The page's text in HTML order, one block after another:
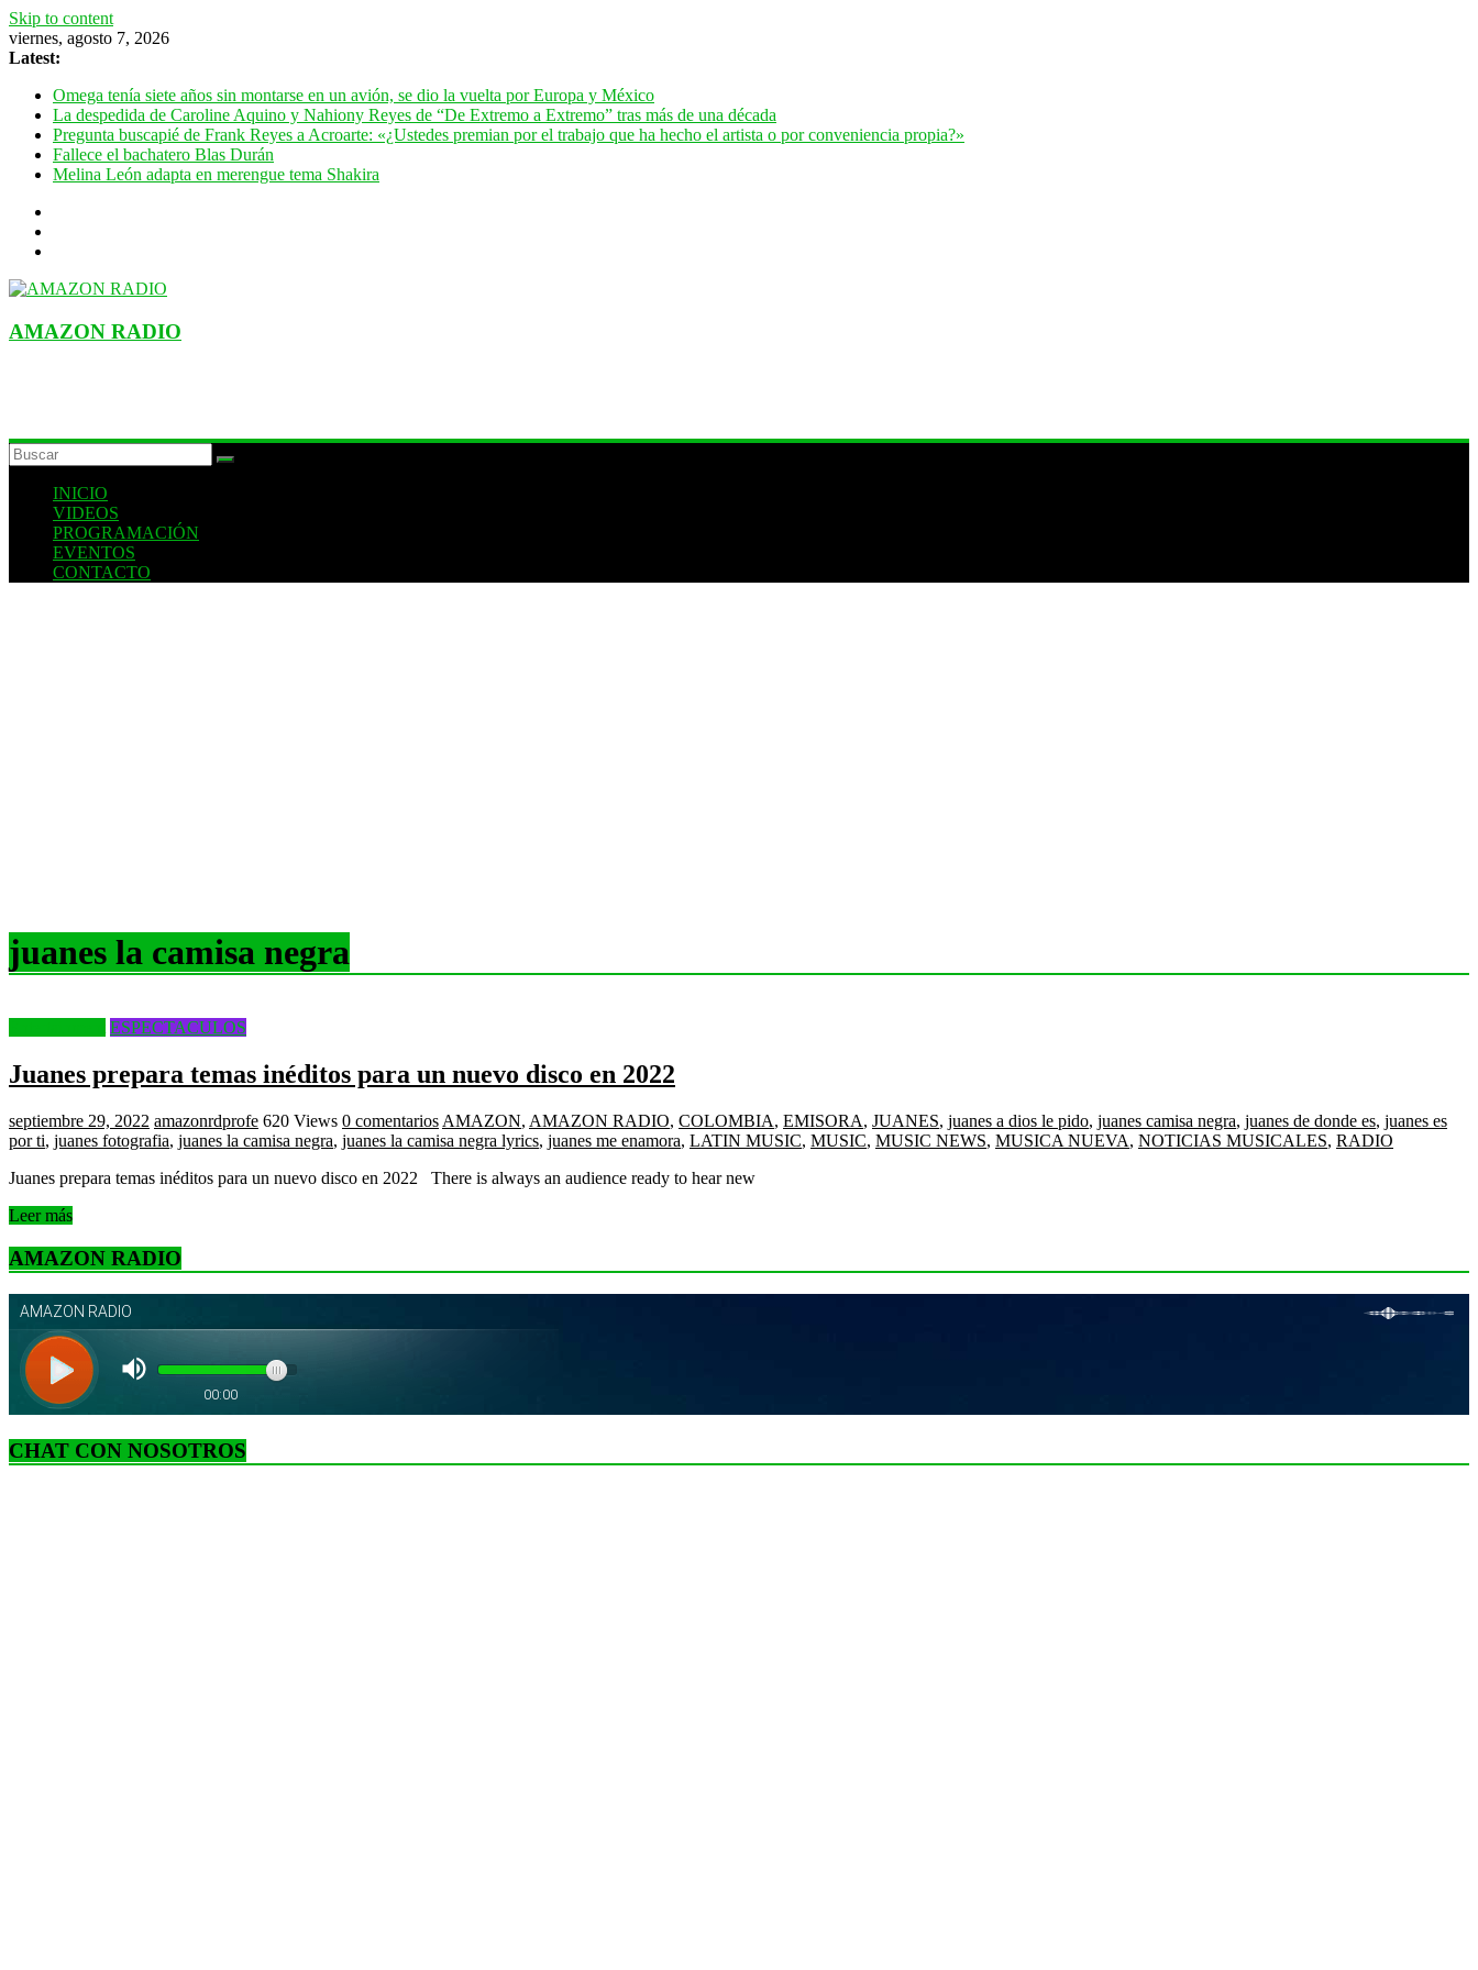
Skip to content
viernes, agosto 7, 2026
Latest:
Omega tenía siete años sin montarse en un avión, se dio la vuelta por Europa y México
La despedida de Caroline Aquino y Nahiony Reyes de “De Extremo a Extremo” tras más de una década
Pregunta buscapié de Frank Reyes a Acroarte: «¿Ustedes premian por el trabajo que ha hecho el artista o por conveniencia propia?»
Fallece el bachatero Blas Durán
Melina León adapta en merengue tema Shakira
AMAZON RADIO
INICIO
VIDEOS
PROGRAMACIÓN
EVENTOS
CONTACTO
juanes la camisa negra
ESPECTACULOS
Juanes prepara temas inéditos para un nuevo disco en 2022
septiembre 29, 2022 amazonrdprofe 620 Views 0 comentarios AMAZON, AMAZON RADIO, COLOMBIA, EMISORA, JUANES, juanes a dios le pido, juanes camisa negra, juanes de donde es, juanes es
por ti, juanes fotografia, juanes la camisa negra, juanes la camisa negra lyrics, juanes me enamora, LATIN MUSIC, MUSIC, MUSIC NEWS, MUSICA NUEVA, NOTICIAS MUSICALES, RADIO
Juanes prepara temas inéditos para un nuevo disco en 2022 There is always an audience ready to hear new
Leer más
AMAZON RADIO
CHAT CON NOSOTROS